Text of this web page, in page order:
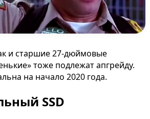
и старшие 27-дюймовые
тоже подлежат апгрейду.
на начало 2020 года.
SSD